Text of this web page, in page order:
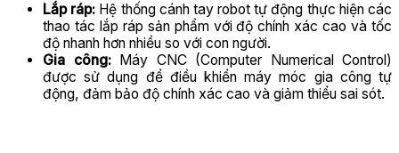
Lắp ráp: Hệ thống cánh tay robot tự động thực hiện các
thao tác lắp ráp sản phẩm với độ chính xác cao và tốc
độ nhanh hơn nhiều so với con người.
Gia công:Máy CNC (Computer Numerical Control)
được sử dụng để điều khiển máy móc gia công tự
động, đảm bảo độ chính xác cao và giảm thiểu sai sót.